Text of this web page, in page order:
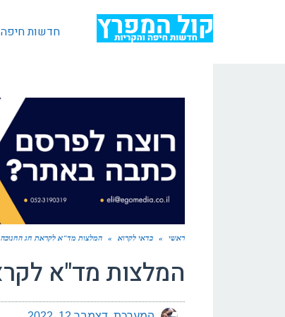
חדשות חיפה
ראשי » כדאי לקרוא » המלצות מד"א לקראת חג החנוכה
המלצות מד"א